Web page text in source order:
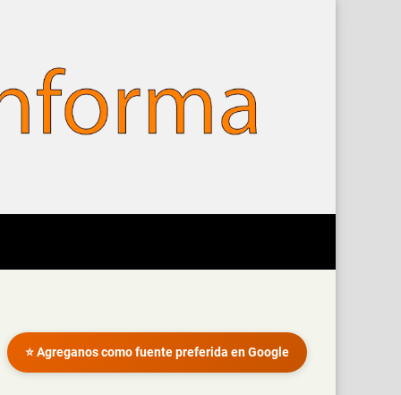
⭐ Agreganos como fuente preferida en Google